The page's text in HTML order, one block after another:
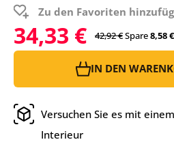
Zu den Favoriten
34,33 € 42,92 €Spare8,58 €
IN DEN
Versuchen Sie es mit
Interieur